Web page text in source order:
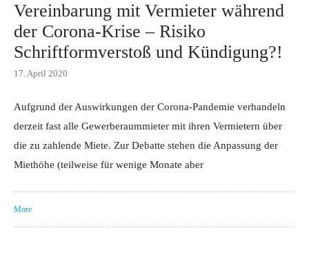
Vereinbarung mit Vermieter während
der Corona-Krise – Risiko
Schriftformverstoß und Kündigung?!
17. April 2020
Aufgrund der Auswirkungen der Corona-Pandemie verhandeln
derzeit fast alle Gewerberaummieter mit ihren Vermietern über
die zu zahlende Miete. Zur Debatte stehen die Anpassung der
Miethöhe (teilweise für wenige Monate aber
More